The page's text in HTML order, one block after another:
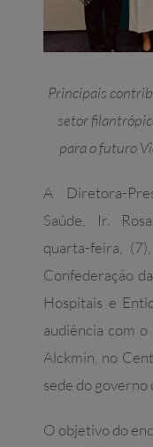
Principais
setor
para o futuro
A Diretora-
Saúde, Ir.
quarta-feira,
Confederação
Hospitais e
audiência com
Alckmin, no
sede do governo
O objetivo do